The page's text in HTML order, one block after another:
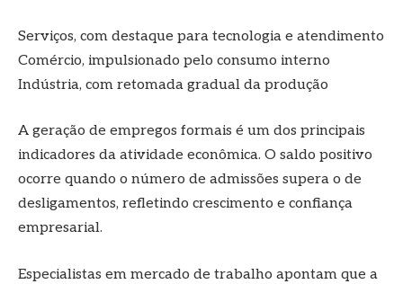
Serviços, com destaque para tecnologia e atendimento
Comércio, impulsionado pelo consumo interno
Indústria, com retomada gradual da produção
A geração de empregos formais é um dos principais
indicadores da atividade econômica. O saldo positivo
ocorre quando o número de admissões supera o de
desligamentos, refletindo crescimento e confiança
empresarial.
Especialistas em mercado de trabalho apontam que a